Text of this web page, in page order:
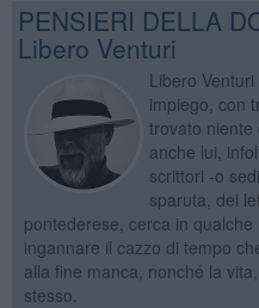
PENSIERI DELLA
Libero Venturi
Libero
impiego, con
trovato niente
anche lui,
scrittori -o
sparuta, dei
pontederese, cerca in
ingannare il cazzo di tempo
alla fine manca, nonché la
stesso.